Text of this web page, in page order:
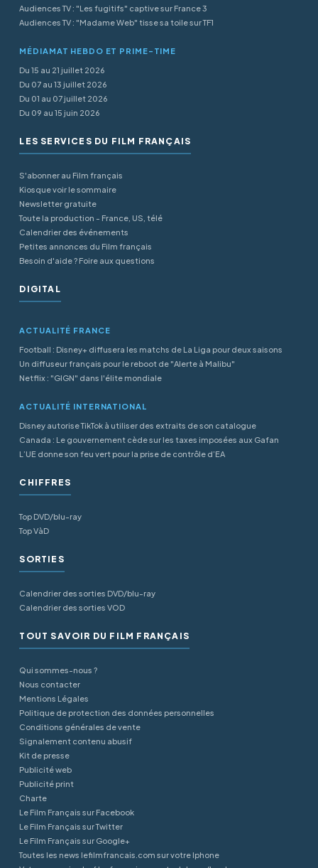
Audiences TV : "Les fugitifs" captive sur France 3
Audiences TV : "Madame Web" tisse sa toile sur TF1
MÉDIAMAT HEBDO ET PRIME-TIME
Du 15 au 21 juillet 2026
Du 07 au 13 juillet 2026
Du 01 au 07 juillet 2026
Du 09 au 15 juin 2026
LES SERVICES DU FILM FRANÇAIS
S'abonner au Film français
Kiosque voir le sommaire
Newsletter gratuite
Toute la production - France, US, télé
Calendrier des événements
Petites annonces du Film français
Besoin d'aide ? Foire aux questions
DIGITAL
ACTUALITÉ FRANCE
Football : Disney+ diffusera les matchs de La Liga pour deux saisons
Un diffuseur français pour le reboot de "Alerte à Malibu"
Netflix : "GIGN" dans l'élite mondiale
ACTUALITÉ INTERNATIONAL
Disney autorise TikTok à utiliser des extraits de son catalogue
Canada : Le gouvernement cède sur les taxes imposées aux Gafan
L’UE donne son feu vert pour la prise de contrôle d’EA
CHIFFRES
Top DVD/blu-ray
Top VàD
SORTIES
Calendrier des sorties DVD/blu-ray
Calendrier des sorties VOD
TOUT SAVOIR DU FILM FRANÇAIS
Qui sommes-nous ?
Nous contacter
Mentions Légales
Politique de protection des données personnelles
Conditions générales de vente
Signalement contenu abusif
Kit de presse
Publicité web
Publicité print
Charte
Le Film Français sur Facebook
Le Film Français sur Twitter
Le Film Français sur Google+
Toutes les news lefilmfrancais.com sur votre Iphone